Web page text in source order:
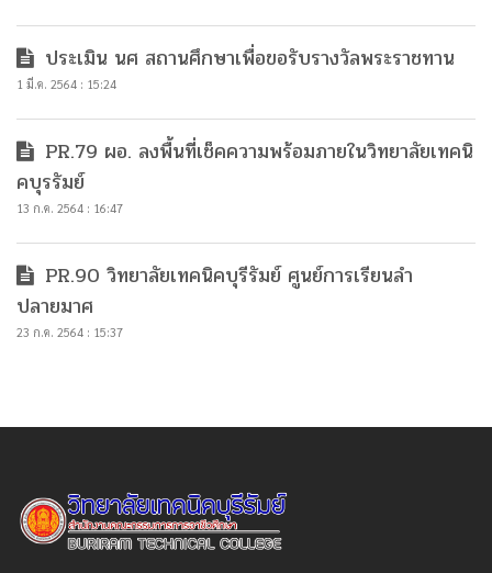
ประเมิน นศ สถานศึกษาเพื่อขอรับรางวัลพระราชทาน
1 มี.ค. 2564 : 15:24
PR.79 ผอ. ลงพื้นที่เช็คความพร้อมภายในวิทยาลัยเทคนิ
คบุรรัมย์
13 ก.ค. 2564 : 16:47
PR.90 วิทยาลัยเทคนิคบุรีรัมย์ ศูนย์การเรียนลำ
ปลายมาศ
23 ก.ค. 2564 : 15:37